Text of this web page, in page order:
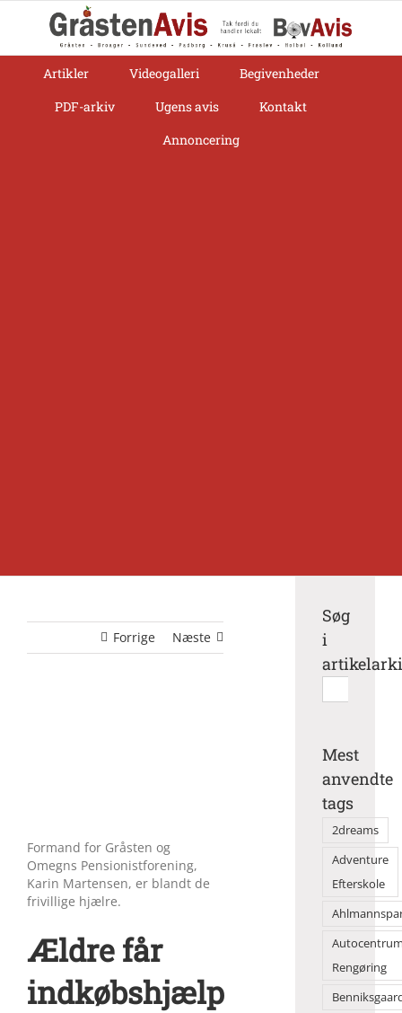
Artikler
Videogalleri
Begivenheder
PDF-arkiv
Ugens avis
Kontakt
Annoncering
Forrige Næste
Formand for Gråsten og
Omegns Pensionistforening,
Karin Martensen, er blandt de
frivillige hjælre.
Ældre får
indkøbshjælp
Søg
i
efter:
Mest
anvendte
tags
2dreams
Adventure
Efterskole
Rengøring